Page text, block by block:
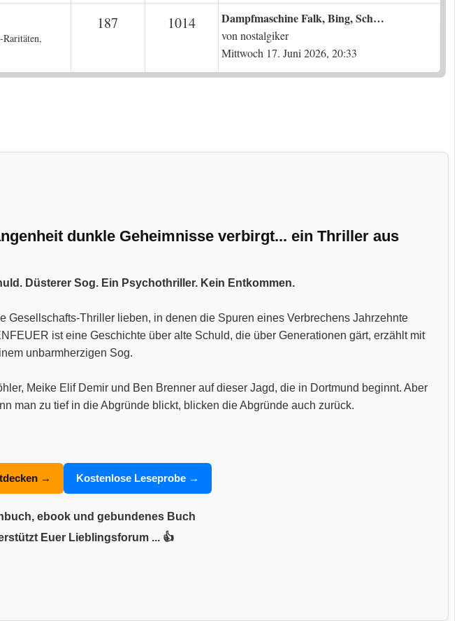
187 1014BeiträgeLetzter Beitrag
Dampfmaschine Falk, Bing, Sch…
vonnostalgiker
Mittwoch 17. Juni 2026, 20:33
dunkle Geheimnisse verbirgt... ein Thriller aus
Düsterer Sog. Ein Psychothriller. Kein Entkommen.
Gesellschafts-Thriller lieben, in denen die Spuren eines Verbrechens Jahrzehnte
ist eine Geschichte über alte Schuld, die über Generationen gärt, erzählt mit
unbarmherzigen Sog.
Meike Elif Demir und Ben Brenner auf dieser Jagd, die in Dortmund beginnt. Aber
man zu tief in die Abgründe blickt, blicken die Abgründe auch zurück.
→ Kostenlose Leseprobe →
ebook und gebundenes Buch
Euer Lieblingsforum ... 👍